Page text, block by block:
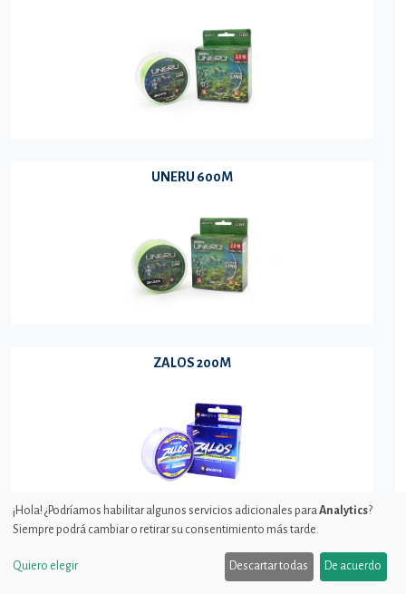
UNERU 600M
ZALOS 200M
¡Hola! ¿Podríamos habilitar algunos servicios adicionales paraAnalytics?
Siempre podrá cambiar o retirar su consentimiento más tarde.
Quiero elegir Descartar todas De acuerdo